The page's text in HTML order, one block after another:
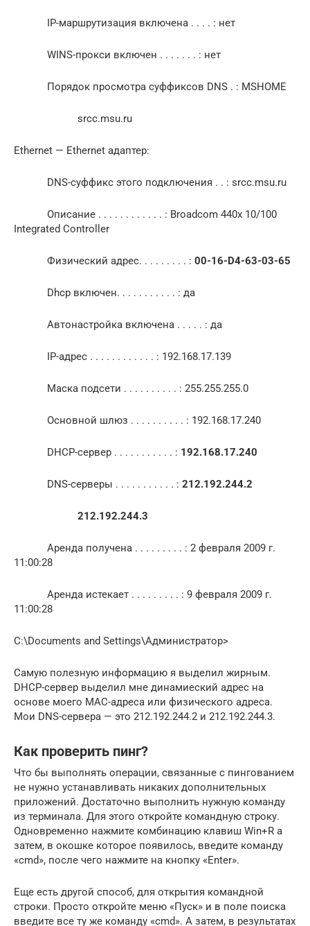
IP-маршрутизация включена . . . . : нет
WINS-прокси включен . . . . . . . : нет
Порядок просмотра суффиксов DNS . : MSHOME
srcc.msu.ru
Ethernet — Ethernet адаптер:
DNS-суффикс этого подключения . . : srcc.msu.ru
Описание . . . . . . . . . . . . : Broadcom 440x 10/100
Integrated Controller
Физический адрес. . . . . . . . . : 00-16-D4-63-03-65
Dhcp включен. . . . . . . . . . . : да
Автонастройка включена . . . . . : да
IP-адрес . . . . . . . . . . . . : 192.168.17.139
Маска подсети . . . . . . . . . . : 255.255.255.0
Основной шлюз . . . . . . . . . . : 192.168.17.240
DHCP-сервер . . . . . . . . . . . : 192.168.17.240
DNS-серверы . . . . . . . . . . . : 212.192.244.2
212.192.244.3
Аренда получена . . . . . . . . . : 2 февраля 2009 г.
11:00:28
Аренда истекает . . . . . . . . . : 9 февраля 2009 г.
11:00:28
C:\Documents and Settings\Администратор>
Самую полезную информацию я выделил жирным.
DHCP-сервер выделил мне динамиеский адрес на
основе моего MAC-адреса или физического адреса.
Мои DNS-сервера — это 212.192.244.2 и 212.192.244.3.
Как проверить пинг?
Что бы выполнять операции, связанные с пингованием
не нужно устанавливать никаких дополнительных
приложений. Достаточно выполнить нужную команду
из терминала. Для этого откройте командную строку.
Одновременно нажмите комбинацию клавиш Win+R а
затем, в окошке которое появилось, введите команду
«cmd», после чего нажмите на кнопку «Enter».
Еще есть другой способ, для открытия командной
строки. Просто откройте меню «Пуск» и в поле поиска
введите все ту же команду «cmd». А затем, в результатах